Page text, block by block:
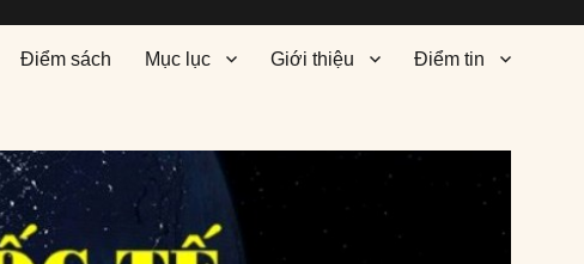
Điểm sách Mục lục Giới thiệu Điểm tin